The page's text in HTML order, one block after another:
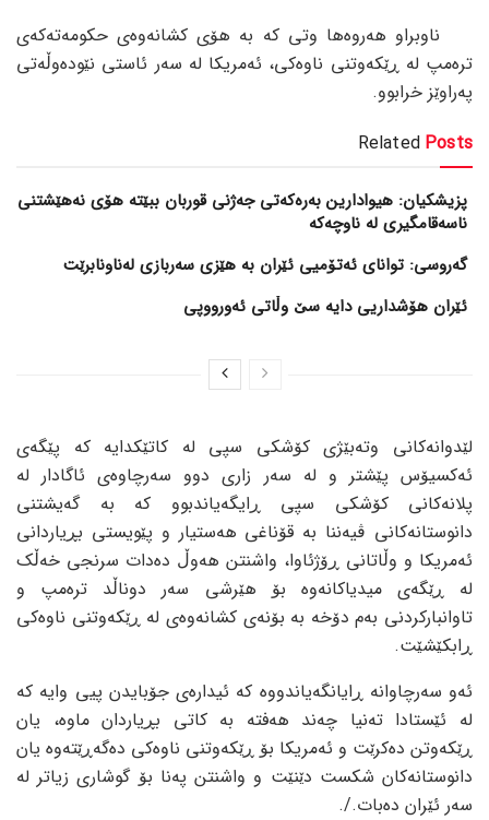
ناوبراو هەروەها وتی کە بە هۆی کشانەوەی حکومەتەکەی
ترەمپ لە ڕێکەوتنی ناوەکی، ئەمریکا لە سەر ئاستی نێودەوڵەتی
پەراوێز خرابوو.
Related Posts
پزیشکیان: هیوادارین بەرەکەتی جەژنی قوربان ببێتە هۆی نەهێشتنی
ناسەقامگیری لە ناوچەکە
گەروسی: توانای ئەتۆمیی ئێران بە هێزی سەربازی لەناونابرێت
ئێران هۆشداریی دایە سێ وڵاتی ئەورووپی
لێدوانەکانی وتەبێژی کۆشکی سپی لە کاتێکدایە کە پێگەی
ئەکسیۆس پێشتر و لە سەر زاری دوو سەرچاوەی ئاگادار لە
پلانەکانی کۆشکی سپی ڕایگەیاندبوو کە بە گەیشتنی
دانوستانەکانی ڤیەننا بە قۆناغی هەستیار و پێویستی بڕیاردانی
ئەمریکا و وڵاتانی ڕۆژئاوا، واشنتن هەوڵ دەدات سرنجی خەڵک
لە ڕێگەی میدیاکانەوە بۆ هێرشی سەر دوناڵد ترەمپ و
تاوانبارکردنی بەم دۆخە بە بۆنەی کشانەوەی لە ڕێکەوتنی ناوەکی
ڕابکێشێت.
ئەو سەرچاوانە ڕایانگەیاندووە کە ئیدارەی جۆبایدن پیی وایە کە
لە ئێستادا تەنیا چەند هەفتە بە کاتی بڕیاردان ماوە، یان
ڕێکەوتن دەکرێت و ئەمریکا بۆ ڕێکەوتنی ناوەکی دەگەڕێتەوە یان
دانوستانەکان شکست دێنێت و واشنتن پەنا بۆ گوشاری زیاتر لە
سەر ئێران دەبات./.